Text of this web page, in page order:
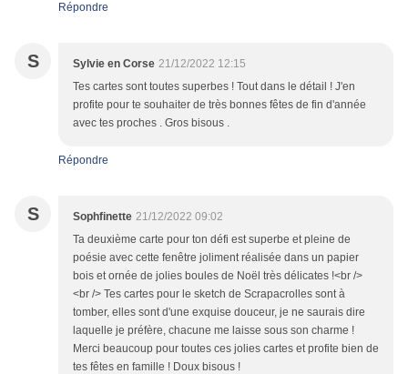
Répondre
S Sylvie en Corse 21/12/2022 12:15
Tes cartes sont toutes superbes ! Tout dans le détail ! J'en
profite pour te souhaiter de très bonnes fêtes de fin d'année
avec tes proches . Gros bisous .
Répondre
S Sophfinette 21/12/2022 09:02
Ta deuxième carte pour ton défi est superbe et pleine de
poésie avec cette fenêtre joliment réalisée dans un papier
bois et ornée de jolies boules de Noël très délicates !<br />
<br /> Tes cartes pour le sketch de Scrapacrolles sont à
tomber, elles sont d'une exquise douceur, je ne saurais dire
laquelle je préfère, chacune me laisse sous son charme !
Merci beaucoup pour toutes ces jolies cartes et profite bien de
tes fêtes en famille ! Doux bisous !